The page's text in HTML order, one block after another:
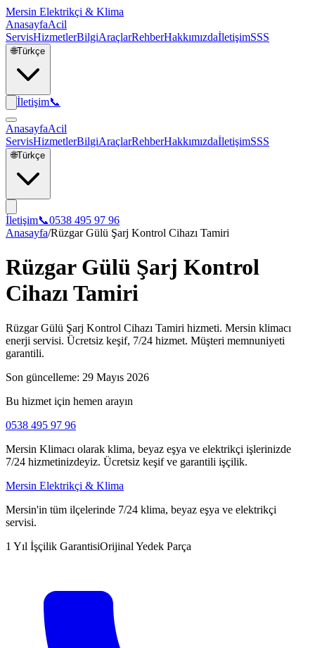
Mersin Elektrikçi & Klima
AnasayfaAcil
ServisHizmetlerBilgiAraçlarRehberHakkımızdaİletişimSSS
🌐Türkçe
İletişim📞
AnasayfaAcil
ServisHizmetlerBilgiAraçlarRehberHakkımızdaİletişimSSS
🌐Türkçe
İletişim📞0538 495 97 96
Anasayfa/Rüzgar Gülü Şarj Kontrol Cihazı Tamiri
Rüzgar Gülü Şarj Kontrol
Cihazı Tamiri
Rüzgar Gülü Şarj Kontrol Cihazı Tamiri hizmeti. Mersin klimacı
enerji servisi. Ücretsiz keşif, 7/24 hizmet. Müşteri memnuniyeti
garantili.
Son güncelleme: 29 Mayıs 2026
Bu hizmet için hemen arayın
0538 495 97 96
Mersin Klimacı olarak klima, beyaz eşya ve elektrikçi işlerinizde
7/24 hizmetinizdeyiz. Ücretsiz keşif ve garantili işçilik.
Mersin Elektrikçi & Klima
Mersin'in tüm ilçelerinde 7/24 klima, beyaz eşya ve elektrikçi
servisi.
1 Yıl İşçilik GarantisiOrijinal Yedek Parça